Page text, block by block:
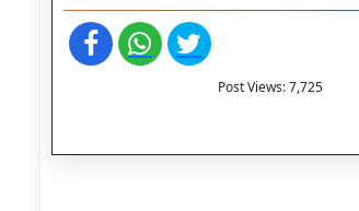
Post Views:7,725